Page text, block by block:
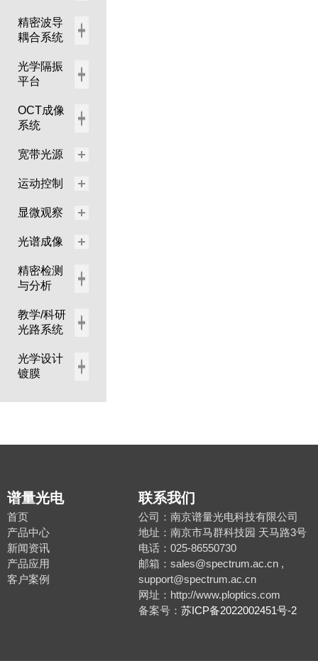
精密波导
耦合系统
光学隔振
平台
OCT成像
系统
宽带光源
运动控制
显微观察
光谱成像
精密检测
与分析
教学/科研
光路系统
光学设计
镀膜
谱量光电
首页
产品中心
新闻资讯
产品应用
客户案例
联系我们
公司：南京谱量光电科技有限公司
地址：南京市马群科技园 天马路3号
电话：025-86550730
邮箱：sales@spectrum.ac.cn ,
support@spectrum.ac.cn
网址：http://www.ploptics.com
备案号： 苏ICP备2022002451号-2